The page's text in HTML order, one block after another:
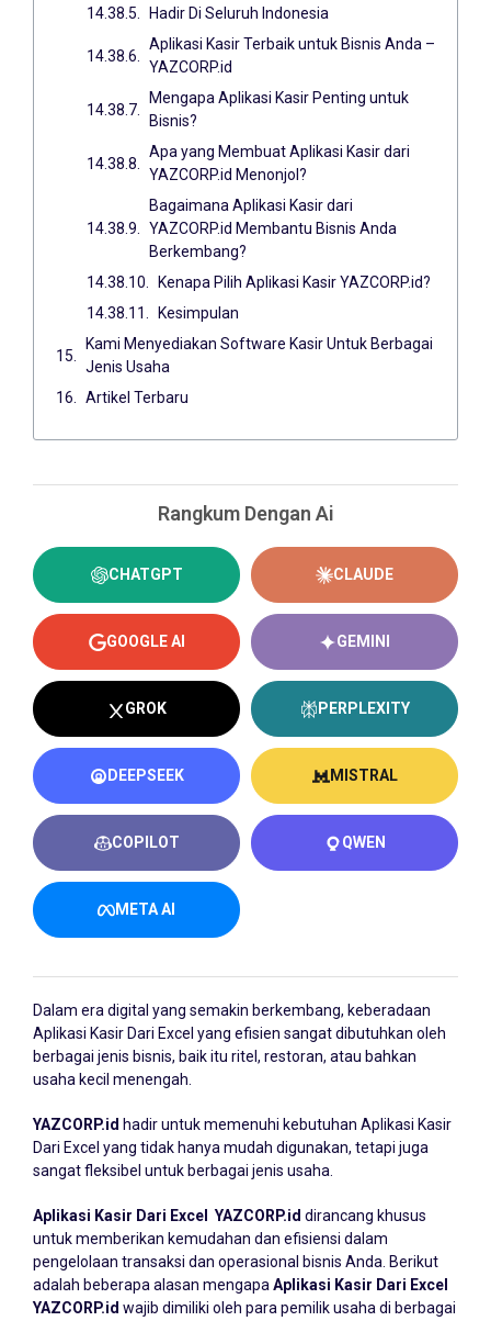
Hadir Di Seluruh Indonesia
Aplikasi Kasir Terbaik untuk Bisnis Anda –
YAZCORP.id
Mengapa Aplikasi Kasir Penting untuk
Bisnis?
Apa yang Membuat Aplikasi Kasir dari
YAZCORP.id Menonjol?
Bagaimana Aplikasi Kasir dari
YAZCORP.id Membantu Bisnis Anda
Berkembang?
Kenapa Pilih Aplikasi Kasir YAZCORP.id?
Kesimpulan
Kami Menyediakan Software Kasir Untuk Berbagai
Jenis Usaha
Artikel Terbaru
Rangkum Dengan Ai
CHATGPT CLAUDE
GOOGLE AI GEMINI
GROK PERPLEXITY
DEEPSEEK MISTRAL
COPILOT QWEN
META AI
Dalam era digital yang semakin berkembang, keberadaan
Aplikasi Kasir Dari Excel yang efisien sangat dibutuhkan oleh
berbagai jenis bisnis, baik itu ritel, restoran, atau bahkan
usaha kecil menengah.
YAZCORP.id hadir untuk memenuhi kebutuhan Aplikasi Kasir
Dari Excel yang tidak hanya mudah digunakan, tetapi juga
sangat fleksibel untuk berbagai jenis usaha.
Aplikasi Kasir Dari Excel YAZCORP.id dirancang khusus
untuk memberikan kemudahan dan efisiensi dalam
pengelolaan transaksi dan operasional bisnis Anda. Berikut
adalah beberapa alasan mengapa Aplikasi Kasir Dari Excel
YAZCORP.id wajib dimiliki oleh para pemilik usaha di berbagai